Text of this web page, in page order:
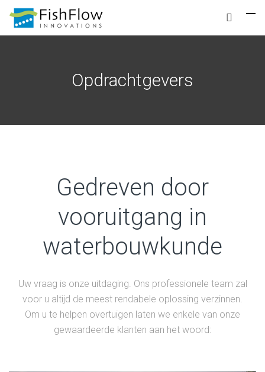
Opdrachtgevers
Gedreven door
vooruitgang in
waterbouwkunde
Uw vraag is onze uitdaging. Ons professionele team zal
voor u altijd de meest rendabele oplossing verzinnen.
Om u te helpen overtuigen laten we enkele van onze
gewaardeerde klanten aan het woord: